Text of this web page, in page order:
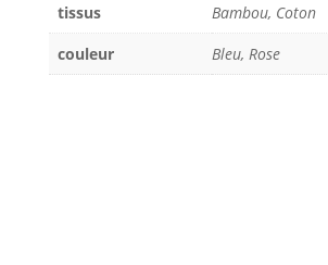
tissus
Bambou, Coton
couleur
Bleu, Rose